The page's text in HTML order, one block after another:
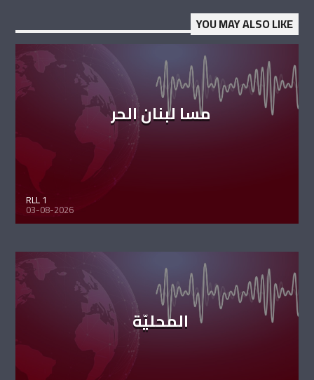
YOU MAY ALSO LIKE
مسا لبنان الحر
RLL 1
03-08-2026
المحليّة